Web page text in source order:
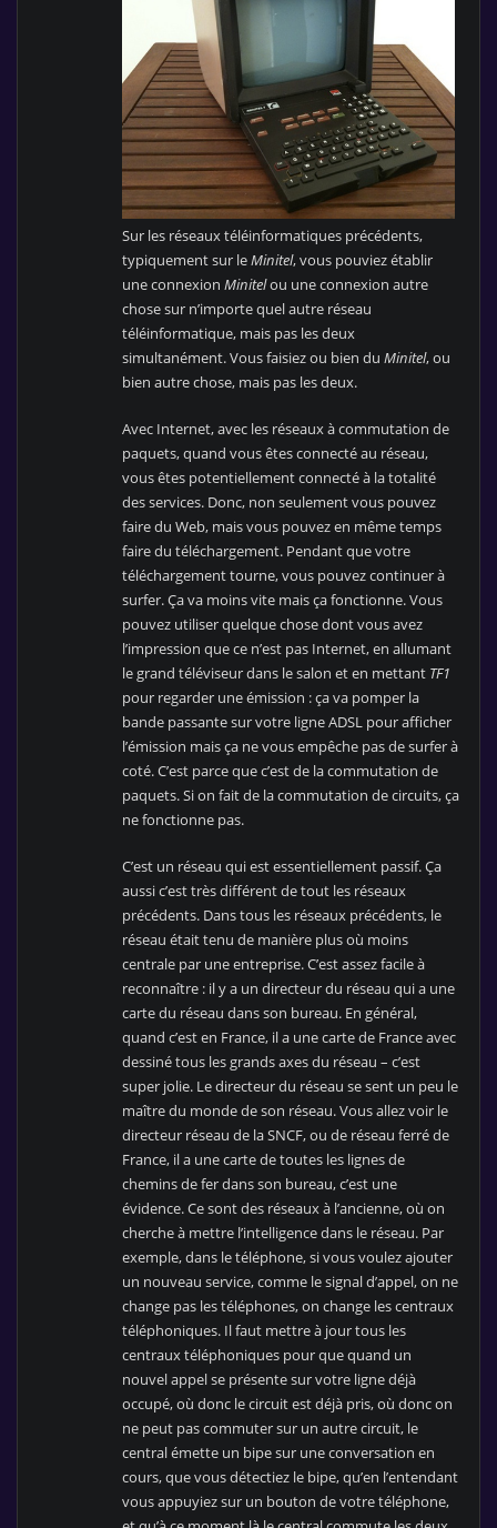
Sur les réseaux téléinformatiques précédents,
typiquement sur leMinitel, vous pouviez établir
une connexionMinitelou une connexion autre
chose sur n’importe quel autre réseau
téléinformatique, mais pas les deux
simultanément. Vous faisiez ou bien duMinitel, ou
bien autre chose, mais pas les deux.
Avec Internet, avec les réseaux à commutation de
paquets, quand vous êtes connecté au réseau,
vous êtes potentiellement connecté à la totalité
des services. Donc, non seulement vous pouvez
faire du Web, mais vous pouvez en même temps
faire du téléchargement. Pendant que votre
téléchargement tourne, vous pouvez continuer à
surfer. Ça va moins vite mais ça fonctionne. Vous
pouvez utiliser quelque chose dont vous avez
l’impression que ce n’est pas Internet, en allumant
le grand téléviseur dans le salon et en mettant TF1
pour regarder une émission : ça va pomper la
bande passante sur votre ligne ADSL pour afficher
l’émission mais ça ne vous empêche pas de surfer à
coté. C’est parce que c’est de la commutation de
paquets. Si on fait de la commutation de circuits, ça
ne fonctionne pas.
C’est un réseau qui est essentiellement passif. Ça
aussi c’est très différent de tout les réseaux
précédents. Dans tous les réseaux précédents, le
réseau était tenu de manière plus où moins
centrale par une entreprise. C’est assez facile à
reconnaître : il y a un directeur du réseau qui a une
carte du réseau dans son bureau. En général,
quand c’est en France, il a une carte de France avec
dessiné tous les grands axes du réseau – c’est
super jolie. Le directeur du réseau se sent un peu le
maître du monde de son réseau. Vous allez voir le
directeur réseau de la SNCF, ou de réseau ferré de
France, il a une carte de toutes les lignes de
chemins de fer dans son bureau, c’est une
évidence. Ce sont des réseaux à l’ancienne, où on
cherche à mettre l’intelligence dans le réseau. Par
exemple, dans le téléphone, si vous voulez ajouter
un nouveau service, comme le signal d’appel, on ne
change pas les téléphones, on change les centraux
téléphoniques. Il faut mettre à jour tous les
centraux téléphoniques pour que quand un
nouvel appel se présente sur votre ligne déjà
occupé, où donc le circuit est déjà pris, où donc on
ne peut pas commuter sur un autre circuit, le
central émette un bipe sur une conversation en
cours, que vous détectiez le bipe, qu’en l’entendant
vous appuyiez sur un bouton de votre téléphone,